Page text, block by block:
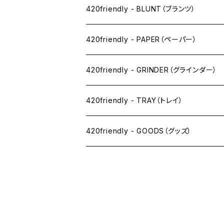
ドライ系
ワックス系
420friendly - BLUNT（ブランツ）
420friendly - PAPER（ペーパー）
SW(シングルワイド）サイズ
1 1/4サイズ
キングサイズスリム
420friendly - GRINDER（グラインダー）
420friendly - TRAY（トレイ）
420friendly - GOODS（グッズ）